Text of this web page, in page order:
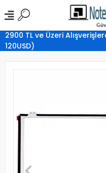
2900 TL ve Üzeri
120USD)